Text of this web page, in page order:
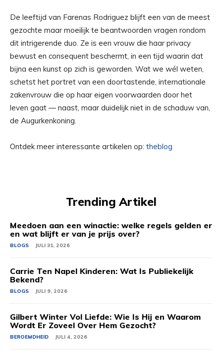
De leeftijd van Farenas Rodriguez blijft een van de meest
gezochte maar moeilijk te beantwoorden vragen rondom
dit intrigerende duo. Ze is een vrouw die haar privacy
bewust en consequent beschermt, in een tijd waarin dat
bijna een kunst op zich is geworden. Wat we wél weten,
schetst het portret van een doortastende, internationale
zakenvrouw die op haar eigen voorwaarden door het
leven gaat — naast, maar duidelijk niet in de schaduw van,
de Augurkenkoning.
Ontdek meer interessante artikelen op: theblog
Trending Artikel
Meedoen aan een winactie: welke regels gelden er
en wat blijft er van je prijs over?
BLOGS JULI 31, 2026
Carrie Ten Napel Kinderen: Wat Is Publiekelijk
Bekend?
BLOGS JULI 9, 2026
Gilbert Winter Vol Liefde: Wie Is Hij en Waarom
Wordt Er Zoveel Over Hem Gezocht?
BEROEMDHEID JULI 4, 2026